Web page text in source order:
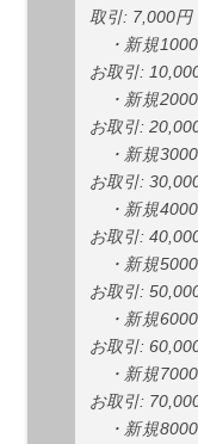
取引: 7,000円
・新規1000
お取引:
・新規2000
お取引:
・新規3000
お取引:
・新規4000
お取引:
・新規5000
お取引:
・新規6000
お取引:
・新規7000
お取引:
・新規8000